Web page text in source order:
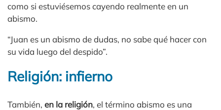
como si estuviésemos cayendo realmente en un
abismo.
“Juan es un abismo de dudas, no sabe qué hacer con
su vida luego del despido”.
Religión: infierno
También, en la religión, el término abismo es una